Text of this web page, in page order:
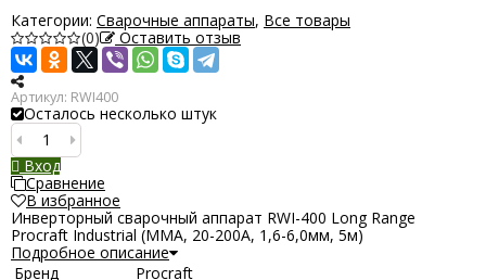
Категории: Сварочные аппараты, Все товары
(0)
Оставить отзыв
Артикул: RWI400
Осталось несколько штук
Вход
Сравнение
В избранное
Инверторный сварочный аппарат RWI-400 Long Range
Procraft Industrial (ММА, 20-200А, 1,6-6,0мм, 5м)
Подробное описание
Бренд
Procraft